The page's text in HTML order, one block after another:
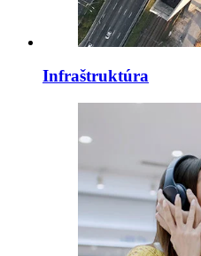
Infraštruktúra